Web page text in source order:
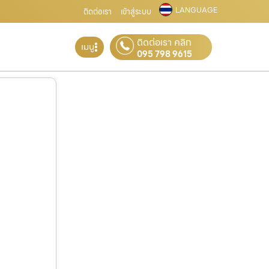
ติดต่อเรา เข้าสู่ระบบ LANGUAGE
เมนู ติดต่อเรา คลิก
095 798 9615